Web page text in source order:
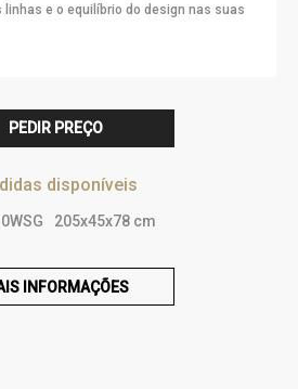
e o equilíbrio do design nas suas
PEDIR PREÇO
disponíveis
205x45x78 cm
INFORMAÇÕES